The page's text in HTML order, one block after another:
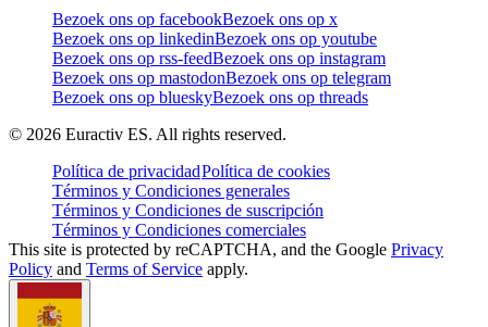
Bezoek ons op facebookBezoek ons op x
Bezoek ons op linkedinBezoek ons op youtube
Bezoek ons op rss-feedBezoek ons op instagram
Bezoek ons op mastodonBezoek ons op telegram
Bezoek ons op blueskyBezoek ons op threads
© 2026 Euractiv ES. All rights reserved.
Política de privacidadPolítica de cookies
Términos y Condiciones generales
Términos y Condiciones de suscripción
Términos y Condiciones comerciales
This site is protected by reCAPTCHA, and the Google Privacy
Policy and Terms of Service apply.